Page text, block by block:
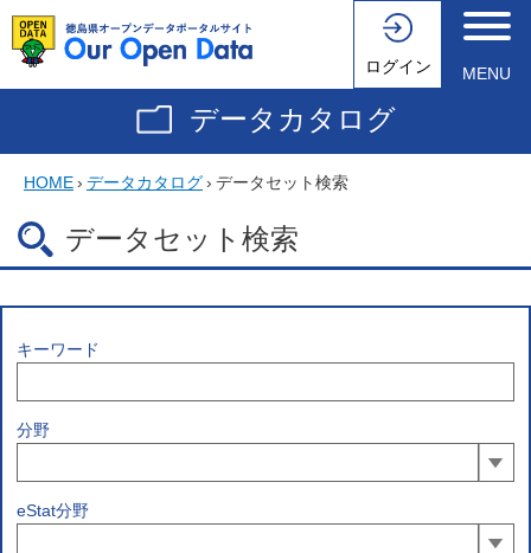
ログイン MENU
データカタログ
HOME› データカタログ› データセット検索
データセット検索
キーワード
分野
eStat分野